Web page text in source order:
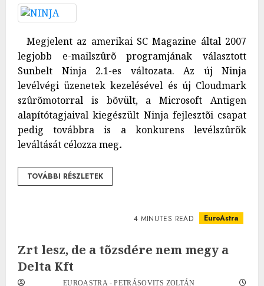
Megjelent az amerikai SC Magazine által 2007
legjobb e-mailszûrõ programjának választott
Sunbelt Ninja 2.1-es változata. Az új Ninja
levélvégi üzenetek kezelésével és új Cloudmark
szûrõmotorral is bõvült, a Microsoft Antigen
alapítótagjaival kiegészült Ninja fejlesztõi csapat
pedig továbbra is a konkurens levélszûrõk
leváltását célozza meg.
TOVÁBBI RÉSZLETEK
4 MINUTES READ EuroAstra
Zrt lesz, de a tõzsdére nem megy a
Delta Kft
EUROASTRA - PETRÁSOVITS ZOLTÁN